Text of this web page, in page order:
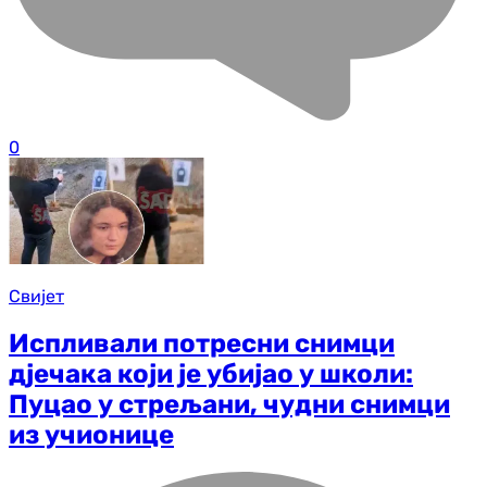
0
Свијет
Испливали потресни снимци
дјечака који је убијао у школи:
Пуцао у стрељани, чудни снимци
из учионице